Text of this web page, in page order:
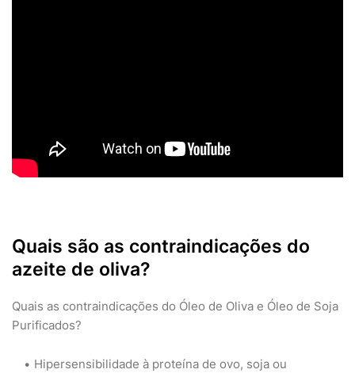
Quais são as contraindicações do
azeite de oliva?
Quais as contraindicações do Óleo de Oliva e Óleo de Soja
Purificados?
Hipersensibilidade à proteína de ovo, soja ou